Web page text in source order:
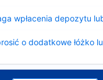
wpłacenia depozytu
o dodatkowe łóżko